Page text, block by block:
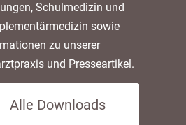
Schulmedizin und
sowie
zu unserer
und Presseartikel.
Alle Downloads